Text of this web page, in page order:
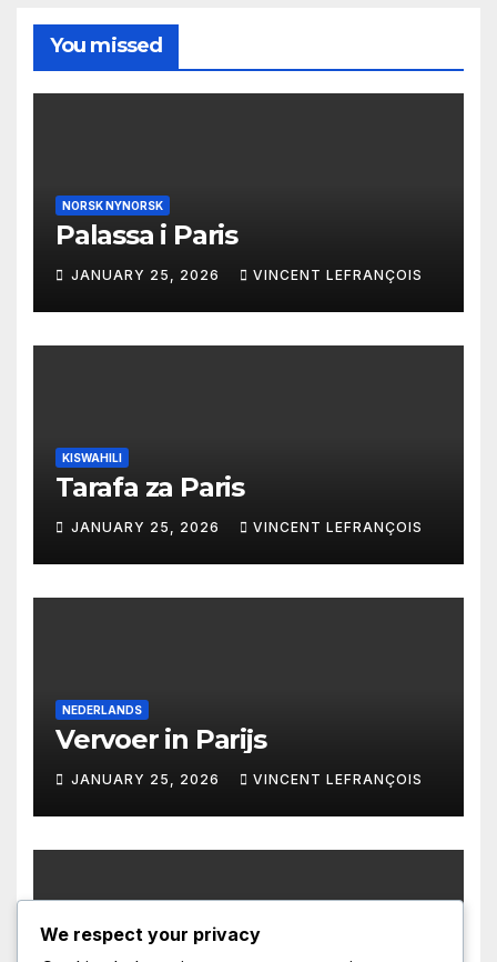
You missed
NORSK NYNORSK
Palassa i Paris
JANUARY 25, 2026 VINCENT LEFRANÇOIS
KISWAHILI
Tarafa za Paris
JANUARY 25, 2026 VINCENT LEFRANÇOIS
NEDERLANDS
Vervoer in Parijs
JANUARY 25, 2026 VINCENT LEFRANÇOIS
We respect your privacy